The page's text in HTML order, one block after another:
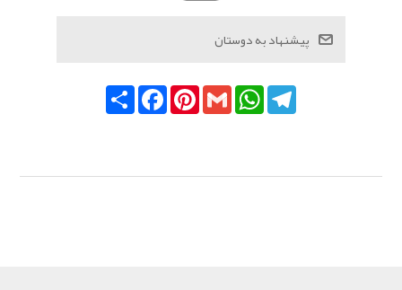
اشتراکFacebookPinterestGmail
WhatsAppTelegram